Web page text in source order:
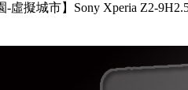
-虛擬城市】Sony Xperia Z2-